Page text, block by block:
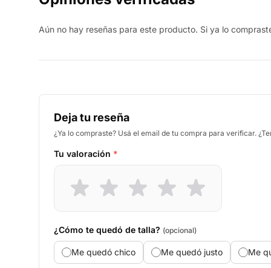
Aún no hay reseñas para este producto. Si ya lo
Deja tu reseña
¿Ya lo compraste? Usá el email de tu compra para verificar.
Tu valoración *
¿Cómo te quedó de talla? (opcional)
Me quedó chico Me quedó justo Me